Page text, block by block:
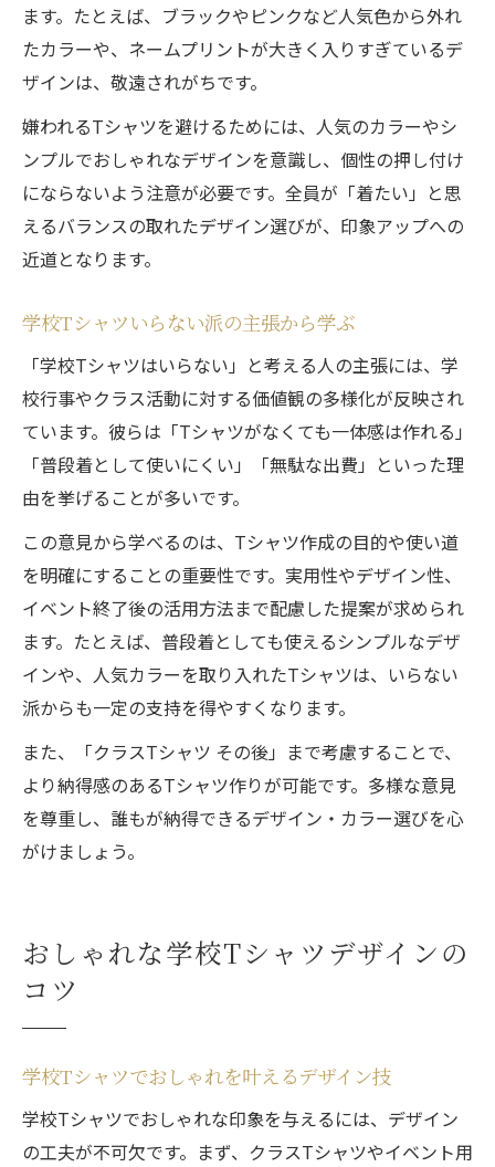
ます。たとえば、ブラックやピンクなど人気色から外れ
たカラーや、ネームプリントが大きく入りすぎているデ
ザインは、敬遠されがちです。
嫌われるTシャツを避けるためには、人気のカラーやシ
ンプルでおしゃれなデザインを意識し、個性の押し付け
にならないよう注意が必要です。全員が「着たい」と思
えるバランスの取れたデザイン選びが、印象アップへの
近道となります。
学校Tシャツいらない派の主張から学ぶ
「学校Tシャツはいらない」と考える人の主張には、学
校行事やクラス活動に対する価値観の多様化が反映され
ています。彼らは「Tシャツがなくても一体感は作れる」
「普段着として使いにくい」「無駄な出費」といった理
由を挙げることが多いです。
この意見から学べるのは、Tシャツ作成の目的や使い道
を明確にすることの重要性です。実用性やデザイン性、
イベント終了後の活用方法まで配慮した提案が求められ
ます。たとえば、普段着としても使えるシンプルなデザ
インや、人気カラーを取り入れたTシャツは、いらない
派からも一定の支持を得やすくなります。
また、「クラスTシャツ その後」まで考慮することで、
より納得感のあるTシャツ作りが可能です。多様な意見
を尊重し、誰もが納得できるデザイン・カラー選びを心
がけましょう。
おしゃれな学校Tシャツデザインの
コツ
学校Tシャツでおしゃれを叶えるデザイン技
学校Tシャツでおしゃれな印象を与えるには、デザイン
の工夫が不可欠です。まず、クラスTシャツやイベント用